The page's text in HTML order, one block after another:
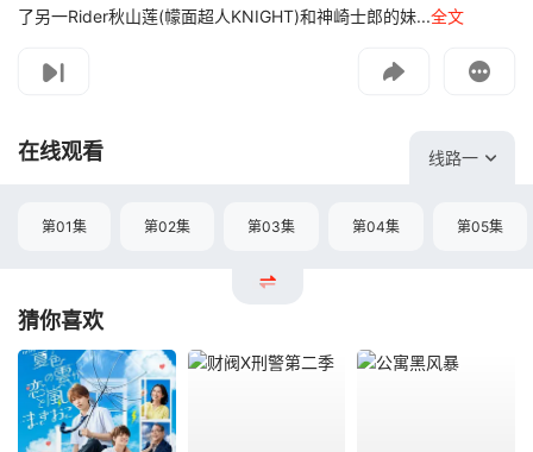
了另一Rider秋山莲(幪面超人KNIGHT)和神崎士郎的妹...全文
如遇无法播放请提交给我们
在线观看 线路一
第01集 第02集 第03集 第04集 第05集
猜你喜欢